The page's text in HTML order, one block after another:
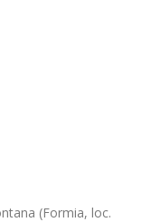
(Formia, loc.